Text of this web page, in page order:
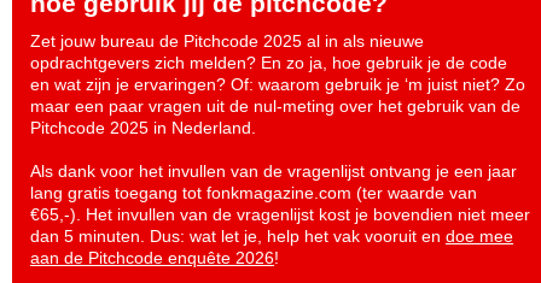
Zet jouw bureau de Pitchcode 2025 al in als nieuwe
opdrachtgevers zich melden? En zo ja, hoe gebruik je de code
en wat zijn je ervaringen? Of: waarom gebruik je ‘m juist niet? Zo
maar een paar vragen uit de nul-meting over het gebruik van de
Pitchcode 2025 in Nederland.
Als dank voor het invullen van de vragenlijst ontvang je een jaar
lang gratis toegang tot fonkmagazine.com (ter waarde van
€65,-). Het invullen van de vragenlijst kost je bovendien niet meer
dan 5 minuten. Dus: wat let je, help het vak vooruit en doe mee
aan de Pitchcode enquête 2026!